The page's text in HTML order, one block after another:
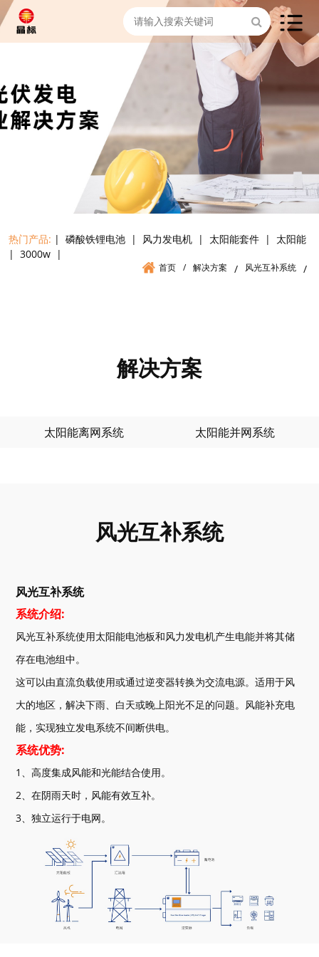
热门产品: | 磷酸铁锂电池 | 风力发电机 | 太阳能套件 |
太阳能
| 3000w |
首页 / 解决方案 / 风光互补系统 /
解决方案
太阳能离网系统 太阳能并网系统
风光互补系统
风光互补系统
系统介绍:
风光互补系统使用太阳能电池板和风力发电机产生电能并将其储
存在电池组中。
这可以由直流负载使用或通过逆变器转换为交流电源。适用于风
大的地区，解决下雨、白天或晚上阳光不足的问题。风能补充电
能，实现独立发电系统不间断供电。
系统优势:
1、高度集成风能和光能结合使用。
2、在阴雨天时，风能有效互补。
3、独立运行于电网。